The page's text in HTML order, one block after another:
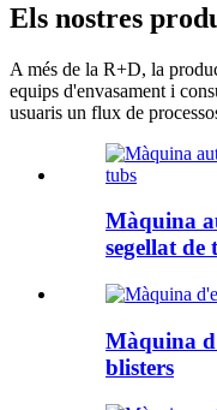
Els nostres
A més de la R+D, la
equips d'envasament i
usuaris un flux de
Màquina
segellat de
Màquina
blisters